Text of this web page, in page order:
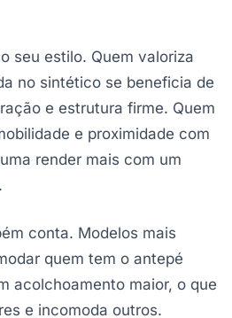
seu estilo. Quem valoriza
no sintético se beneficia de
e estrutura firme. Quem
e proximidade com
render mais com um
conta. Modelos mais
quem tem o antepé
acolchoamento maior, o que
e incomoda outros.